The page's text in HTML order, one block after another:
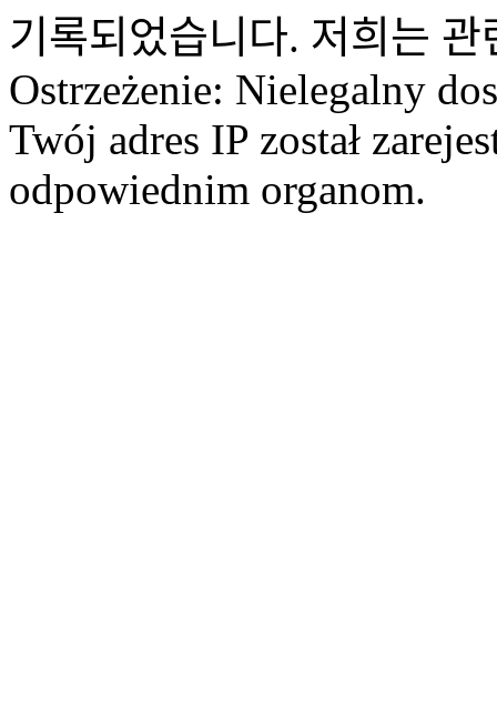
기록되었습니다. 저희는
Ostrzeżenie: Nielegalny
Twój adres IP został
odpowiednim organom.